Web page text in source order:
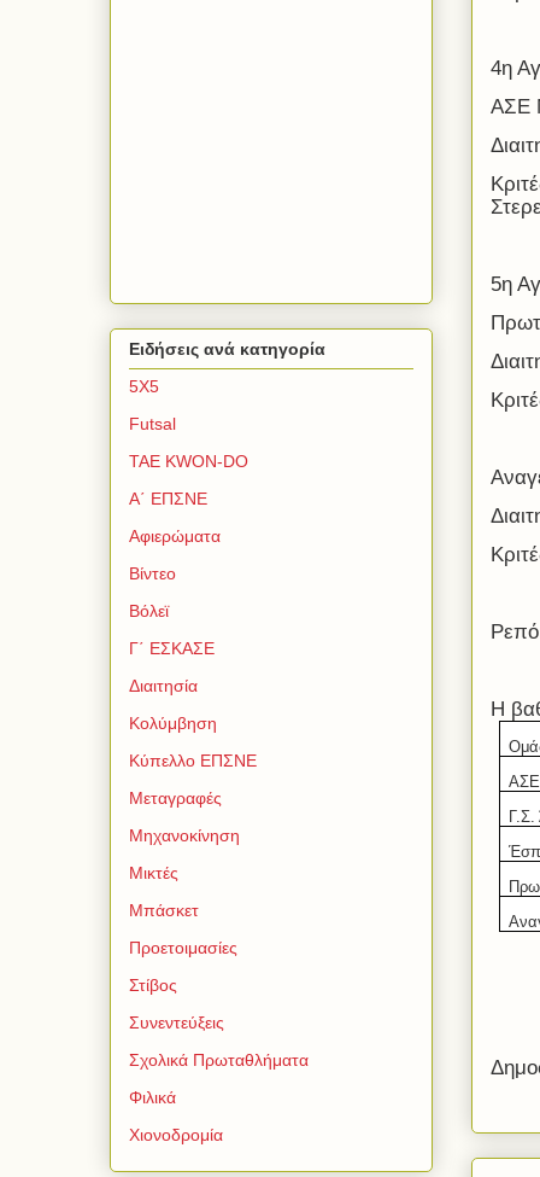
4η
ΑΣΕ
5η
Η
Γ.Σ.
Ειδήσεις ανά κατηγορία
5Χ5
Futsal
TAE KWON-DO
Α΄ ΕΠΣΝΕ
Αφιερώματα
Βίντεο
Βόλεϊ
Γ΄ ΕΣΚΑΣΕ
Διαιτησία
Κολύμβηση
Κύπελλο ΕΠΣΝΕ
Μεταγραφές
Μηχανοκίνηση
Μικτές
Μπάσκετ
Προετοιμασίες
Στίβος
Συνεντεύξεις
Σχολικά Πρωταθλήματα
Φιλικά
Χιονοδρομία